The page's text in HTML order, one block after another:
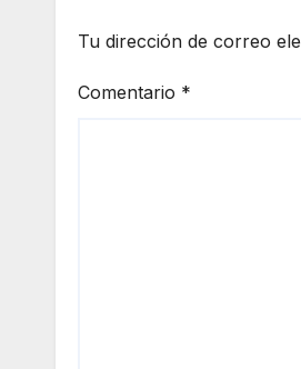
Tu dirección de correo
Comentario *